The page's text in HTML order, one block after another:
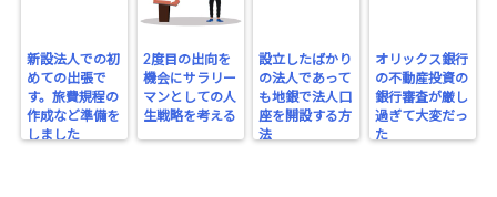
新設法人での初
めての出張で
す。旅費規程の
作成など準備を
しました
2度目の出向を
機会にサラリー
マンとしての人
生戦略を考える
設立したばかり
の法人であって
も地銀で法人口
座を開設する方
法
オリックス銀行
の不動産投資の
銀行審査が厳し
過ぎて大変だっ
た